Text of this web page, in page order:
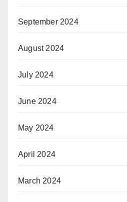
September 2024
August 2024
July 2024
June 2024
May 2024
April 2024
March 2024